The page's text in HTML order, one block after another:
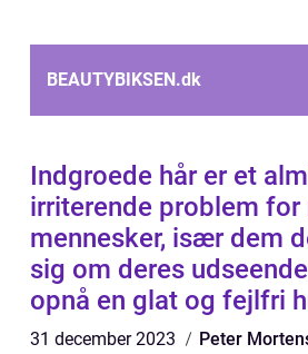
BEAUTYBIKSEN.dk
Indgroede hår er et
irriterende problem for
mennesker, især dem
sig om deres
opnå en glat og fejlfri
31 december 2023 Peter